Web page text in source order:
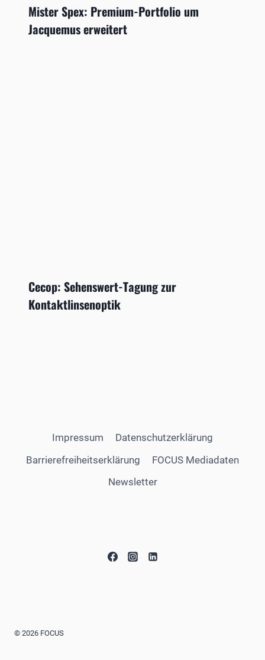
Mister Spex: Premium-Portfolio um
Jacquemus erweitert
Cecop: Sehenswert-Tagung zur
Kontaktlinsenoptik
Impressum
Datenschutzerklärung
Barrierefreiheitserklärung
FOCUS Mediadaten
Newsletter
© 2026 FOCUS